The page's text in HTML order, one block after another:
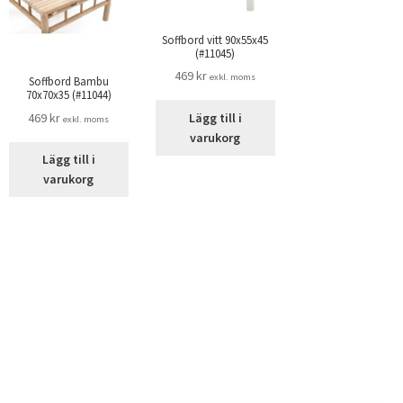
Soffbord Bambu
70x70x35 (#11044)
469kr exkl. moms
Lägg till i
varukorg
Soffbord vitt 90x55x45
(#11045)
469kr exkl. moms
Lägg till i
varukorg